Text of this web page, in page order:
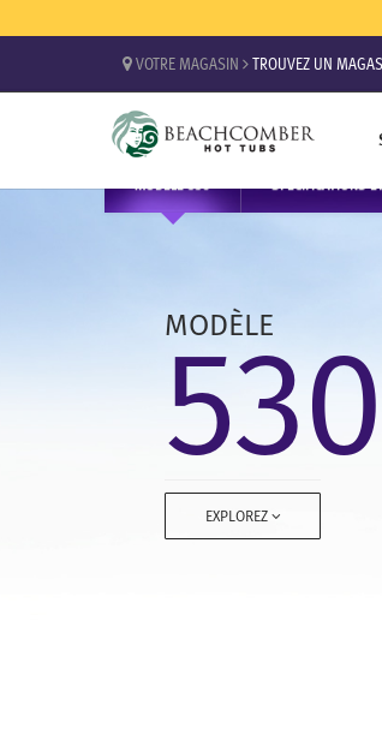
VOTRE MAGASIN TROUVEZ UN
MODÈLE530 SPÉCIFICATIONS
MODÈLE
530
EXPLOREZ